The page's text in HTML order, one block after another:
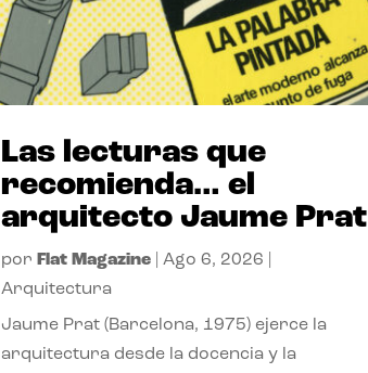
Las lecturas que
recomienda… el
arquitecto Jaume Prat
por Flat Magazine| Ago 6, 2026
Arquitectura
Jaume Prat (Barcelona, 1975) ejerce la
arquitectura desde la docencia y la